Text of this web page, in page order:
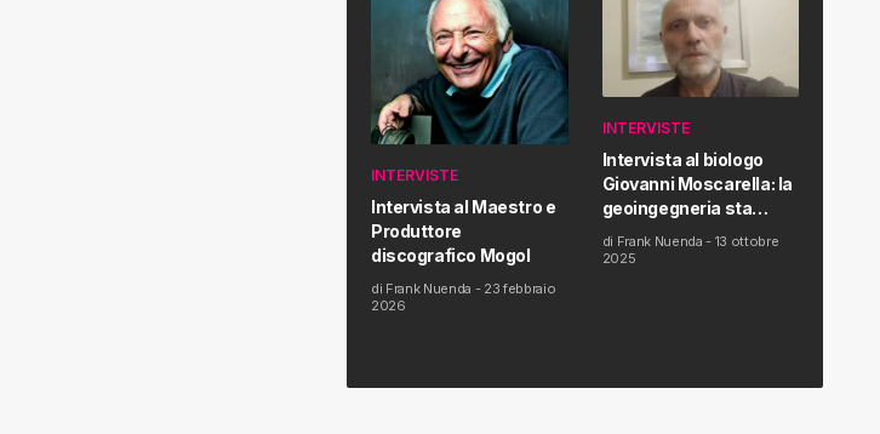
INTERVISTE
Intervista al Maestro e
Produttore
discografico Mogol
di Frank Nuenda - 23 febbraio
2026
INTERVISTE
Intervista al biologo
Giovanni Moscarella: la
geoingegneria sta
modificando il clima e la
salute dell’uomo
di Frank Nuenda - 13 ottobre
2025